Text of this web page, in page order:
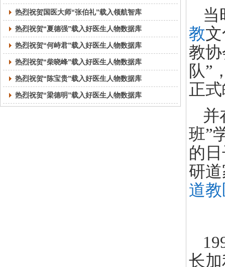
热烈祝贺国医大师“张伯礼”载入领航智库
热烈祝贺“夏德强”载入好医生人物数据库
热烈祝贺“何峙君”载入好医生人物数据库
热烈祝贺“柴晓峰”载入好医生人物数据库
热烈祝贺“陈宝贵”载入好医生人物数据库
热烈祝贺“梁德明”载入好医生人物数据库
当
教
教
队”
正
并
班”
的
研
道
长